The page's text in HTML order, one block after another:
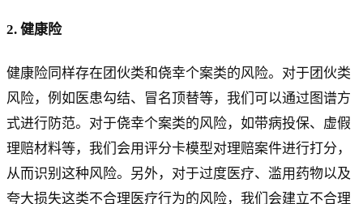
2. 健康险
健康险同样存在团伙类和侥幸个案类的风险。对于团伙类
风险，例如医患勾结、冒名顶替等，我们可以通过图谱方
式进行防范。对于侥幸个案类的风险，如带病投保、虚假
理赔材料等，我们会用评分卡模型对理赔案件进行打分，
从而识别这种风险。另外，对于过度医疗、滥用药物以及
夸大损失这类不合理医疗行为的风险，我们会建立不合理